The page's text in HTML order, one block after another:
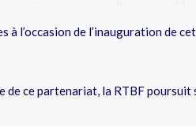
l’occasion de l’inauguration de
de ce partenariat, la RTBF